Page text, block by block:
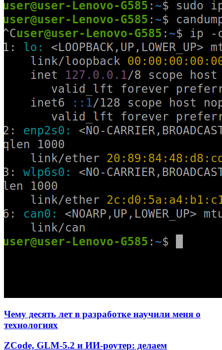
Чему десять лет в разработке научили меня о
технологиях
ZCode, GLM-5.2 и ИИ-роутер: делаем